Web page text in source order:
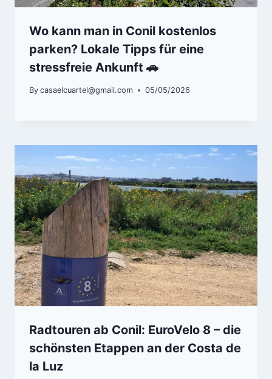
Wo kann man in Conil kostenlos
parken? Lokale Tipps für eine
stressfreie Ankunft 🚗
By casaelcuartel@gmail.com 05/05/2026
Radtouren ab Conil: EuroVelo 8 – die
schönsten Etappen an der Costa de
la Luz